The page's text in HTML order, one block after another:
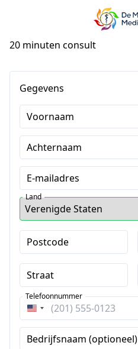
20 minuten consult
Gegevens
Voornaam
Achternaam
E-mailadres
Land
Postcode
Straat
Verenigde
Staten
+1
Telefoonnummer
Bedrijfsnaam (optioneel)